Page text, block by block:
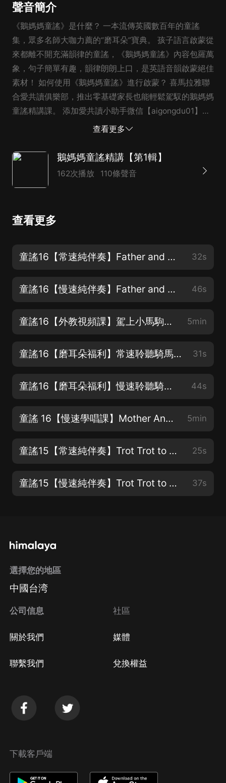
聲音簡介
《鵝媽媽童謠》是什麼？ 一本流傳英國數百年的童謠
集，眾多名師大咖力薦的“磨耳朵”寶典。 孩子語言啟蒙從
來都離不開充滿韻律的童謠，《鵝媽媽童謠》內容包羅萬
象，句子簡單有趣，韻律朗朗上口，是英語音韻啟蒙絕佳
素材！ 如何使用《鵝媽媽童謠》進行啟蒙？ 喜馬拉雅聯
合愛共讀俱樂部，推出零基礎家長也能輕鬆駕馭的鵝媽媽
童謠精講課。 添加愛共讀小助手微信【aigongdu01】，
回復“鵝媽媽資料包”，凡是夠買本專輯的用戶，即可免費
查看更多
鵝媽媽童謠精講【第1輯】
162次播放 110條聲音
查看更多
童謠16【常速純伴奏】Father and Mother, and Uncle John 寶貝自己唱 32s
童謠16【慢速純伴奏】Father and Mother, and Uncle John 寶貝自己唱 46s
童謠16【外教視頻課】駕上小馬駒，一起去集市 5min
童謠16【磨耳朵福利】常速聆聽騎馬趕集歌 31s
童謠16【磨耳朵福利】慢速聆聽騎馬趕集歌 44s
童謠 16【慢速學唱課】Mother And Father And Uncle John爸爸媽媽和約翰叔叔 5min
童謠15【常速純伴奏】Trot Trot to Boston 寶貝自己唱 25s
童謠15【慢速純伴奏】Trot Trot to Boston 寶貝自己唱 37s
選擇您的地區
中國台湾
公司信息
關於我們
聯繫我們
社區
媒體
兌換權益
下載客戶端